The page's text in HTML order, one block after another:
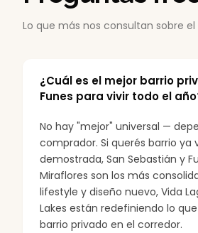
Lo que más nos consultan sobre el
¿Cuál es el mejor barrio
Funes para vivir todo el
No hay "mejor" universal —
comprador. Si querés barrio ya
demostrada, San Sebastián y
Miraflores son los más
lifestyle y diseño nuevo, Vida
Lakes están redefiniendo lo
barrio privado en el corredor.